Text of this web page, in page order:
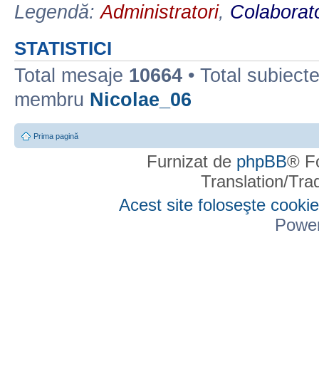
Legendă:Administratori,
STATISTICI
Total mesaje 10664 • Total
membru Nicolae_06
Prima pagină
Furnizat de phpBB®
Translation/
Acest site foloseşte